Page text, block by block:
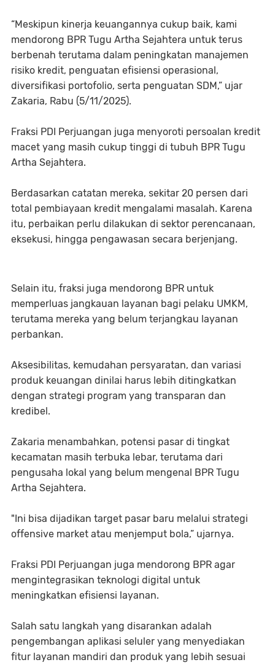
“Meskipun kinerja keuangannya cukup baik, kami
mendorong BPR Tugu Artha Sejahtera untuk terus
berbenah terutama dalam peningkatan manajemen
risiko kredit, penguatan efisiensi operasional,
diversifikasi portofolio, serta penguatan SDM,” ujar
Zakaria, Rabu (5/11/2025).
Fraksi PDI Perjuangan juga menyoroti persoalan kredit
macet yang masih cukup tinggi di tubuh BPR Tugu
Artha Sejahtera.
Berdasarkan catatan mereka, sekitar 20 persen dari
total pembiayaan kredit mengalami masalah. Karena
itu, perbaikan perlu dilakukan di sektor perencanaan,
eksekusi, hingga pengawasan secara berjenjang.
Selain itu, fraksi juga mendorong BPR untuk
memperluas jangkauan layanan bagi pelaku UMKM,
terutama mereka yang belum terjangkau layanan
perbankan.
Aksesibilitas, kemudahan persyaratan, dan variasi
produk keuangan dinilai harus lebih ditingkatkan
dengan strategi program yang transparan dan
kredibel.
Zakaria menambahkan, potensi pasar di tingkat
kecamatan masih terbuka lebar, terutama dari
pengusaha lokal yang belum mengenal BPR Tugu
Artha Sejahtera.
"Ini bisa dijadikan target pasar baru melalui strategi
offensive market atau menjemput bola,” ujarnya.
Fraksi PDI Perjuangan juga mendorong BPR agar
mengintegrasikan teknologi digital untuk
meningkatkan efisiensi layanan.
Salah satu langkah yang disarankan adalah
pengembangan aplikasi seluler yang menyediakan
fitur layanan mandiri dan produk yang lebih sesuai